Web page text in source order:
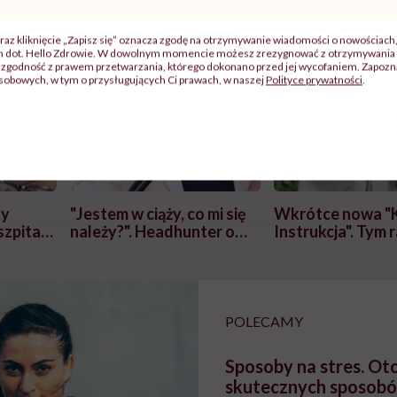
"Jestem w ciąży, co mi się
należy?". Headhunter o
Wkrótce nowa
Instrukcja". Tym
POLECAMY
Sposoby na stres.
skutecznych
kliknięcie „Zapisz się” oznacza zgodę na otrzymywanie wiadomości o
dot. Hello Zdrowie. W dowolnym momencie możesz zrezygnować z
zgodność z prawem przetwarzania, którego dokonano przed jej wycofaniem.
w tym o przysługujących Ci prawach, w naszejPolityce prywatności.